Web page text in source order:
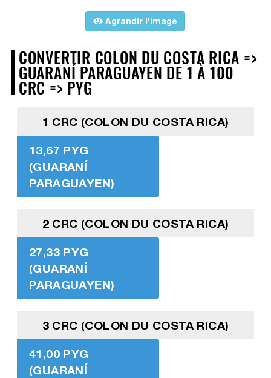
Agrandir l'image
CONVERTIR COLON DU COSTA RICA =>
GUARANÍ PARAGUAYEN DE 1 À 100
CRC => PYG
1 CRC (COLON DU COSTA RICA)
13,67 PYG
(GUARANÍ
PARAGUAYEN)
2 CRC (COLON DU COSTA RICA)
27,33 PYG
(GUARANÍ
PARAGUAYEN)
3 CRC (COLON DU COSTA RICA)
41,00 PYG
(GUARANÍ